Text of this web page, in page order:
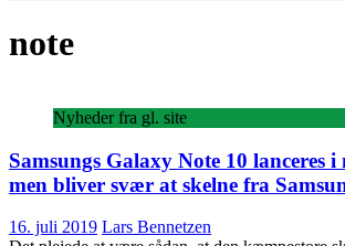
note
Nyheder fra gl. site
Samsungs Galaxy Note 10 lanceres i
men bliver svær at skelne fra
16. juli 2019 Lars Bennetzen